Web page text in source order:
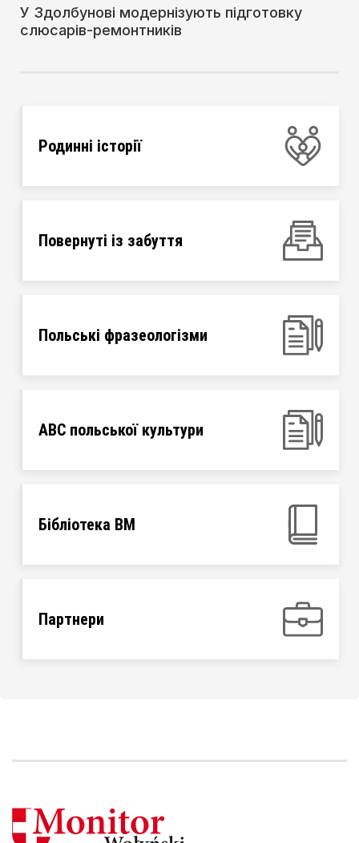
У Здолбунові модернізують підготовку
слюсарів-ремонтників
Родинні історії
Повернуті із забуття
Польські фразеологізми
ABC польської культури
Бібліотека ВМ
Партнери